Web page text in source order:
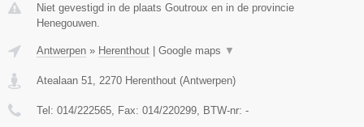
Niet gevestigd in de plaats Goutroux en in de provincie
Henegouwen.
Antwerpen » Herenthout | Google maps ▼
Atealaan 51 2270 Herenthout (Antwerpen)
Tel: 014/222565 , Fax: 014/220299 , BTW-nr: -